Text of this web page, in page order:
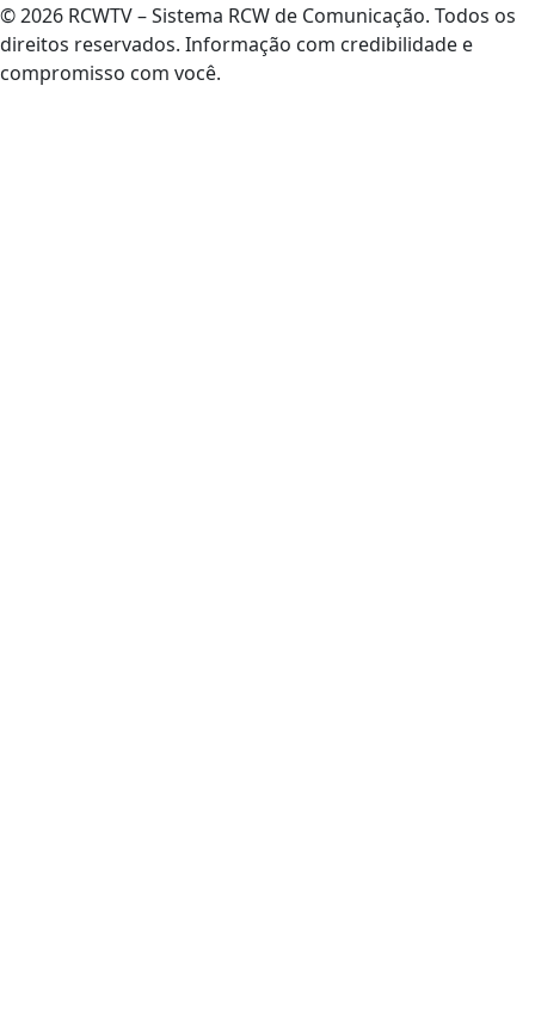
© 2026 RCWTV – Sistema RCW de Comunicação. Todos os
direitos reservados. Informação com credibilidade e
compromisso com você.